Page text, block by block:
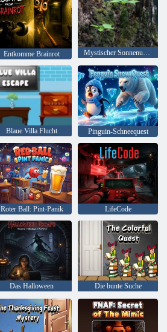
Entkomme Brainrot Mystischer Sonnenuntergang Wald
Blaue Villa Flucht Pinguin-Schneequest
Roter Ball: Pint-Panik LifeCode
Das Halloween Die bunte Suche